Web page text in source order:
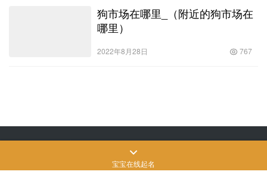
狗市场在哪里_（附近的狗市场在
哪里）
2022年8月28日 767
Copyright © 飒飒宠物生活 版权所有SiteMap网站地图苏ICP备2022024906
号-3
宝宝在线起名